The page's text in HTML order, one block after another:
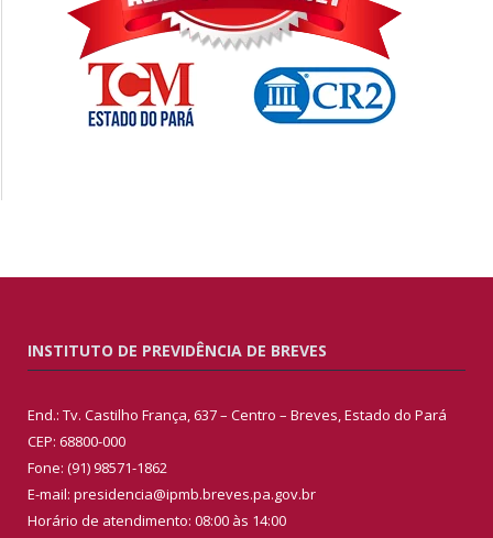
INSTITUTO DE PREVIDÊNCIA DE BREVES
End.: Tv. Castilho França, 637 – Centro – Breves, Estado do Pará
CEP: 68800-000
Fone: (91) 98571-1862
E-mail: presidencia@ipmb.breves.pa.gov.br
Horário de atendimento: 08:00 às 14:00